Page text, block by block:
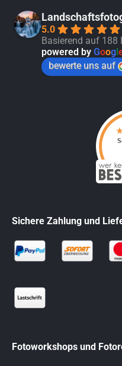
5.0
Basierend auf 188
powered by Googl
bewerte uns auf
Sichere Zahlung und
Fotoworkshops und